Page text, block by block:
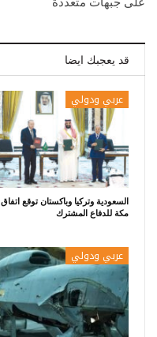
قد يعجبك ايضا
عربي ودولي
السعودية وتركيا وباكستان توقع اتفاق
مكة للدفاع المشترك
عربي ودولي